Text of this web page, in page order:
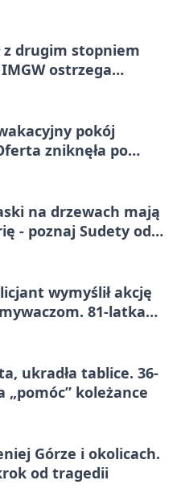
z drugim stopniem
ostrzega
pokój
zniknęła po
na drzewach mają
- poznaj Sudety od
wymyślił akcję
81-latka
ukradła tablice. 36-
„pomóc” koleżance
Górze i okolicach.
od tragedii